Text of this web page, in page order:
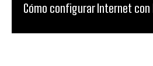
Cómo configurar Internet con